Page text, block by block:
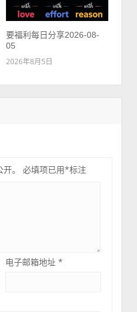
要福利每日分享2026-08-
05
2026年8月5日
。 必填项已用*标注
电子邮箱地址*